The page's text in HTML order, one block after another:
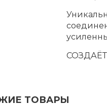
ТОВАРЫ